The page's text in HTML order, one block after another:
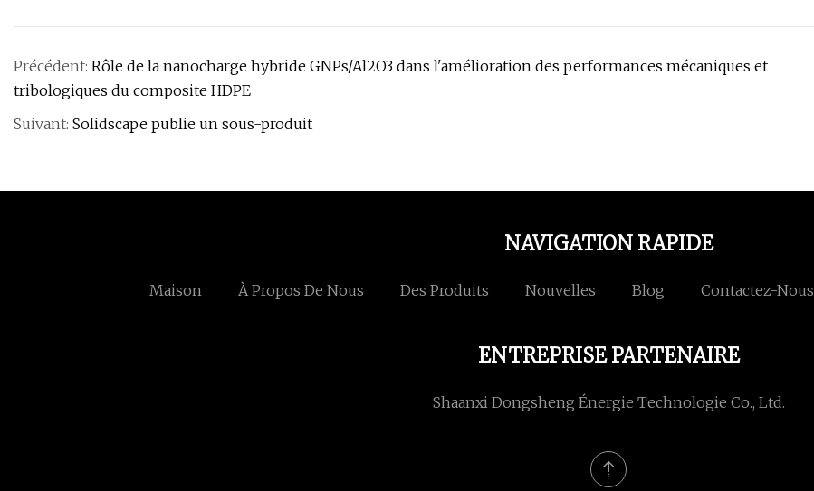
Précédent: Rôle de la nanocharge hybride GNPs/Al2O3 dans l'amélioration des performances mécaniques et
tribologiques du composite HDPE
Suivant: Solidscape publie un sous-produit
NAVIGATION RAPIDE
Maison À Propos De Nous Des Produits Nouvelles Blog Contactez-Nous
ENTREPRISE PARTENAIRE
Shaanxi Dongsheng Énergie Technologie Co., Ltd.